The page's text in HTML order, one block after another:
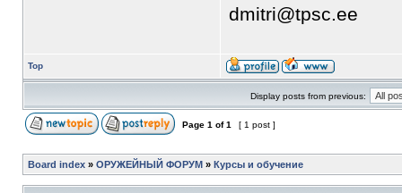
dmitri@tpsc.ee
Top
Display posts from previous:
Page 1 of1 [ 1 post ]
Board index » ОРУЖЕЙНЫЙ ФОРУМ » Курсы и обучение